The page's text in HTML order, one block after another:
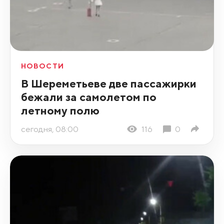
НОВОСТИ
В Шереметьеве две пассажирки
бежали за самолетом по
летному полю
сегодня, 08:00 116 0